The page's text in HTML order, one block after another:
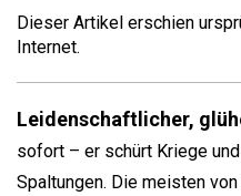
Dieser Artikel erschien
Internet.
Leidenschaftlicher,
sofort – er schürt Kriege
Spaltungen. Die meisten